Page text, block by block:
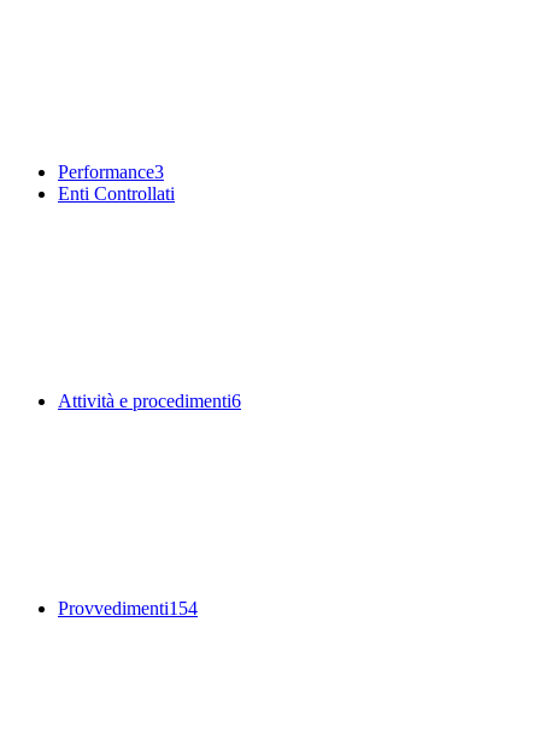
Performance3
Enti Controllati
Attività e procedimenti6
Provvedimenti154